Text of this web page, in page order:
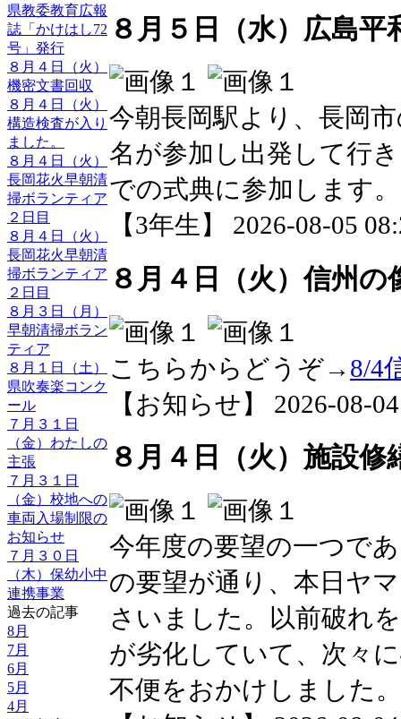
県教委教育広報
誌「かけはし72
号」発行
８月４日（火）
機密文書回収
８月４日（火）
構造検査が入り
ました。
８月４日（火）
長岡花火早朝清
掃ボランティア
２日目
８月４日（火）
長岡花火早朝清
掃ボランティア
２日目
８月３日（月）
早朝清掃ボラン
ティア
８月１日（土）
県吹奏楽コンク
ール
７月３１日
（金）わたしの
主張
７月３１日
（金）校地への
車両入場制限の
お知らせ
７月３０日
（木）保幼小中
連携事業
過去の記事
8月
7月
6月
5月
4月
８月５日（水）広島平
今朝長岡駅より、長岡
名が参加し出発して行
での式典に参加します。
【3年生】 2026-08-05
８月４日（火）信州
こちらからどうぞ→ 8/4
【お知らせ】 2026-08-
８月４日（火）施設修
今年度の要望の一つで
の要望が通り、本日ヤ
さいました。以前破れ
が劣化していて、次々
不便をおかけしました。